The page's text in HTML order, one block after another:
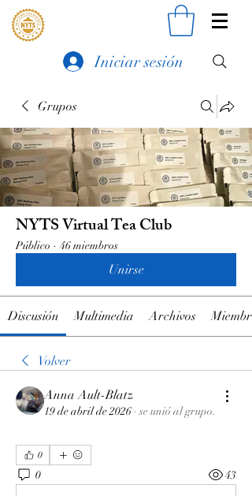
Iniciar sesión
Grupos
NYTS Virtual Tea Club
Público · 46 miembros
Unirse
Discusión Multimedia Archivos
Volver
Anna Ault-Blatz
19 de abril de 2026 ·se unió al grupo.
0
0 43